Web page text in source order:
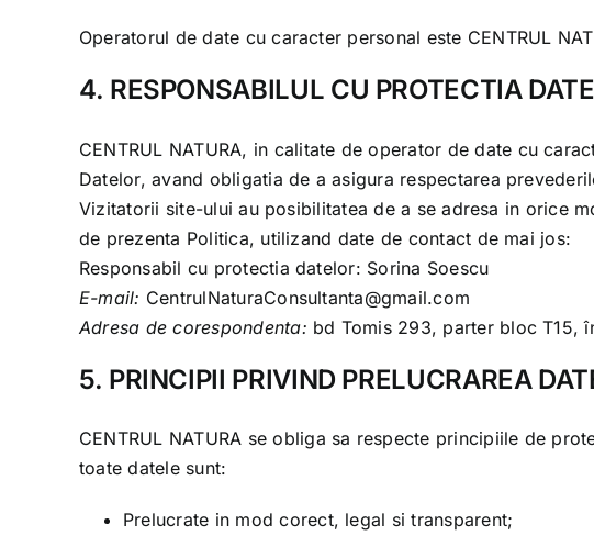
Operatorul de date cu caracter personal este CENTRUL
4. RESPONSABILUL CU PROTECTIA
CENTRUL NATURA, in calitate de operator de date cu
Datelor, avand obligatia de a asigura respectarea
Vizitatorii site-ului au posibilitatea de a se adresa in orice
de prezenta Politica, utilizand date de contact de mai jos:
Responsabil cu protectia datelor: Sorina Soescu
E-mail: CentrulNaturaConsultanta@gmail.com
Adresa de corespondenta: bd Tomis 293, parter bloc T15,
5. PRINCIPII PRIVIND PRELUCRAREA
CENTRUL NATURA se obliga sa respecte principiile de
toate datele sunt:
Prelucrate in mod corect, legal si transparent;